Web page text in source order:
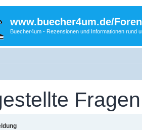
www.buecher4um.de/Foren
Buecher4um - Rezensionen und Informationen rund
Fragen